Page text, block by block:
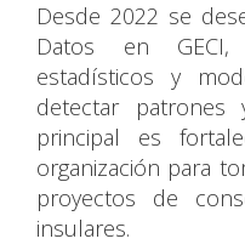
Desde 2022 se
Datos en
estadísticos y
detectar patrones
principal es
organización para
proyectos de
insulares.